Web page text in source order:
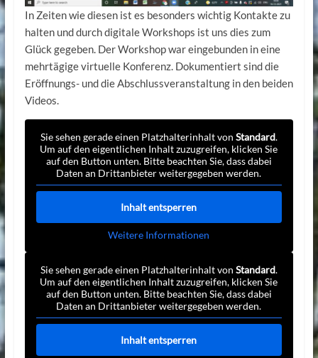
In Zeiten wie diesen ist es besonders wichtig Kontakte zu
halten und durch digitale Workshops ist uns dies zum
Glück gegeben. Der Workshop war eingebunden in eine
mehrtägige virtuelle Konferenz. Dokumentiert sind die
Eröffnungs- und die Abschlussveranstaltung in den beiden
Videos.
Sie sehen gerade einen Platzhalterinhalt von Standard.
Um auf den eigentlichen Inhalt zuzugreifen, klicken Sie
auf den Button unten. Bitte beachten Sie, dass dabei
Daten an Drittanbieter weitergegeben werden.
Inhalt entsperren
Weitere Informationen
Sie sehen gerade einen Platzhalterinhalt von Standard.
Um auf den eigentlichen Inhalt zuzugreifen, klicken Sie
auf den Button unten. Bitte beachten Sie, dass dabei
Daten an Drittanbieter weitergegeben werden.
Inhalt entsperren